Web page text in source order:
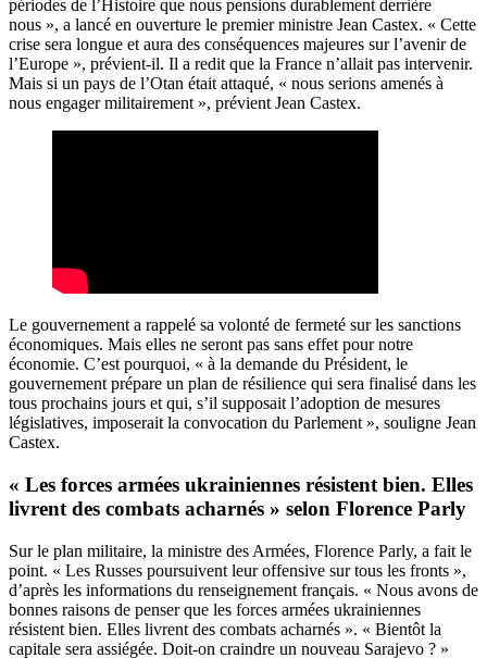
périodes de l’Histoire que nous pensions durablement derrière
nous », a lancé en ouverture le premier ministre Jean Castex. « Cette
crise sera longue et aura des conséquences majeures sur l’avenir de
l’Europe », prévient-il. Il a redit que la France n’allait pas intervenir.
Mais si un pays de l’Otan était attaqué, « nous serions amenés à
nous engager militairement », prévient Jean Castex.
Le gouvernement a rappelé sa volonté de fermeté sur les sanctions
économiques. Mais elles ne seront pas sans effet pour notre
économie. C’est pourquoi, « à la demande du Président, le
gouvernement prépare un plan de résilience qui sera finalisé dans les
tous prochains jours et qui, s’il supposait l’adoption de mesures
législatives, imposerait la convocation du Parlement », souligne Jean
Castex.
« Les forces armées ukrainiennes résistent bien. Elles
livrent des combats acharnés » selon Florence Parly
Sur le plan militaire, la ministre des Armées, Florence Parly, a fait le
point. « Les Russes poursuivent leur offensive sur tous les fronts »,
d’après les informations du renseignement français. « Nous avons de
bonnes raisons de penser que les forces armées ukrainiennes
résistent bien. Elles livrent des combats acharnés ». « Bientôt la
capitale sera assiégée. Doit-on craindre un nouveau Sarajevo ? »